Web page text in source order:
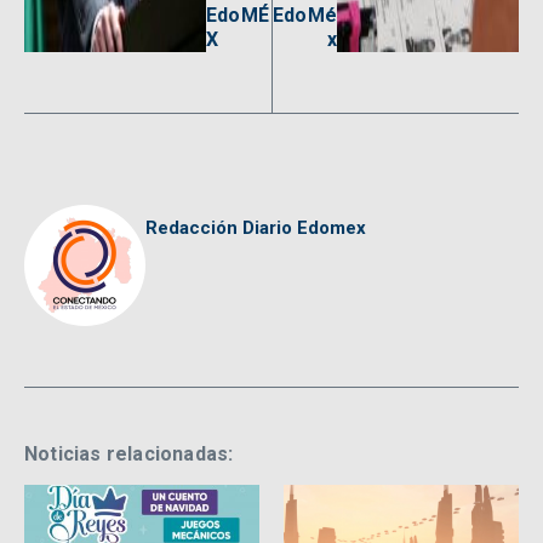
EdoMÉ
X
EdoMé
x
Redacción Diario Edomex
Noticias relacionadas: